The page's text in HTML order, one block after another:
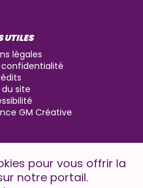
UTILES
légales
du site
GM Créative
pour vous offrir la
notre portail.